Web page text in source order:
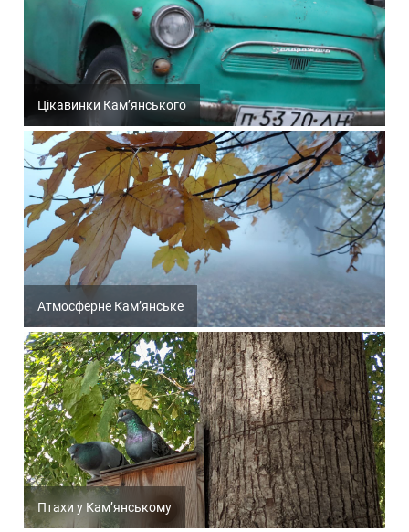
Цікавинки Кам’янського
Атмосферне Кам’янське
Птахи у Кам’янському